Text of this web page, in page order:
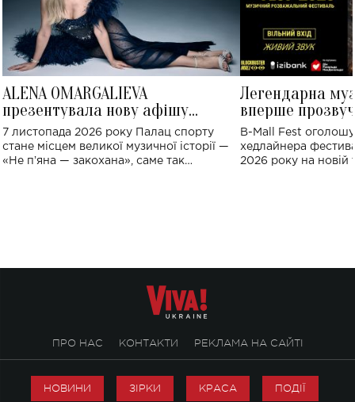
ALENA OMARGALIEVA
презентувала нову афішу
великого концерту в Палаці
спорту
7 листопада 2026 року Палац спорту
стане місцем великої музичної історії —
«Не пʼяна — закохана», саме так
Легендарна
вперше
Україні: де
B-Mall Fest
хедлайнера
2026 року на новій
ПРО НАС КОНТАКТИ РЕКЛАМА НА САЙТІ
НОВИНИ ЗІРКИ КРАСА ПОДІЇ